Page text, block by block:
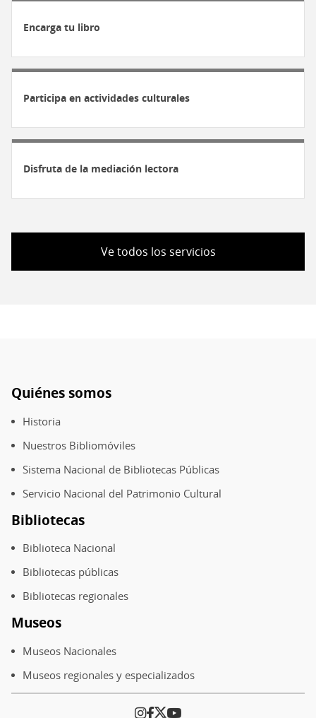
Encarga tu libro
Participa en actividades culturales
Disfruta de la mediación lectora
Ve todos los servicios
Pie
de
página
Quiénes somos
Historia
Nuestros Bibliomóviles
Sistema Nacional de Bibliotecas Públicas
Servicio Nacional del Patrimonio Cultural
Bibliotecas
Biblioteca Nacional
Bibliotecas públicas
Bibliotecas regionales
Museos
Museos Nacionales
Museos regionales y especializados